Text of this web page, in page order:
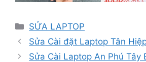
Danh
mục
SỬA LAPTOP
Sửa Cài đặt Laptop Tân
Sửa Cài Laptop An Phú Tây